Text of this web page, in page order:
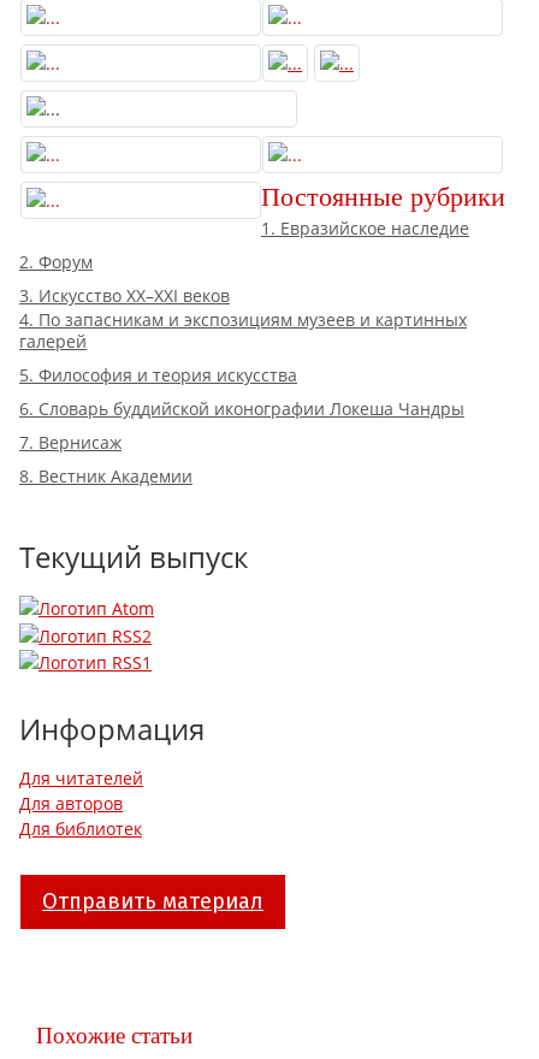
Постоянные рубрики
1. Евразийское наследие
2. Форум
3. Искусство XX–XXI веков
4. По запасникам и экспозициям музеев и картинных
галерей
5. Философия и теория искусства
6. Словарь буддийской иконографии Локеша Чандры
7. Вернисаж
8. Вестник Академии
Текущий выпуск
Информация
Для читателей
Для авторов
Для библиотек
Отправить материал
Похожие статьи